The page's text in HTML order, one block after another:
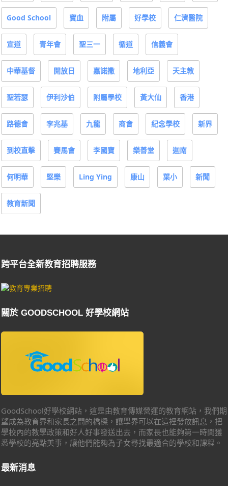
Good School 寶血 附屬 好學校 仁濟醫院
宣道 青年會 聖三一 循道 信義會
中華基督 開放日 嘉諾撒 地利亞 天主教
聖若瑟 伊利沙伯 附屬學校 黃大仙 香港
路德會 李兆基 九龍 商會 紀念學校 新界
到校直擊 賽馬會 李國寶 樂善堂 迦南
何明華 堅樂 Ling Ying 康山 葉小 新聞
教育新聞
跨平台全新教育招聘服務
關於 GOODSCHOOL 好學校網站
GoodSchool好學校網站，這是由教育傳媒營運的教育網站，我們期
望成為教育界和家長之間的橋樑，讓學界可以在這裡發放訊息，把
學校內的教學政策和好人好事發送出去，而家長也能夠第一時間獲
悉學校的亮點美事，讓他們能夠為子女尋找最適合的學校和課程。
最新消息